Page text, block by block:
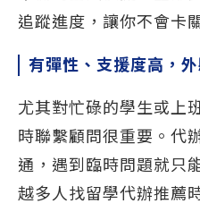
追蹤進度，讓你不會卡
有彈性、支援度高，
尤其對忙碌的學生或上
時聯繫顧問很重要。代
通，遇到臨時問題就只
越多人找留學代辦推薦